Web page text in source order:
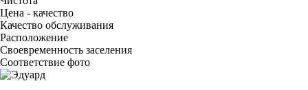
Цена - качество
Качество обслуживания
Расположение
Своевременность заселения
Соответствие фото